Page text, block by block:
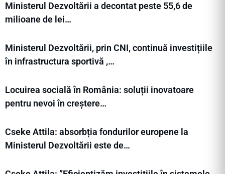
Ministerul Dezvoltării a decontat peste 55,6 de
milioane de lei…
Ministerul Dezvoltării, prin CNI, continuă investițiile
în infrastructura sportivă ,…
Locuirea socială în România: soluții inovatoare
pentru nevoi în creștere…
Cseke Attila: absorbția fondurilor europene la
Ministerul Dezvoltării este de…